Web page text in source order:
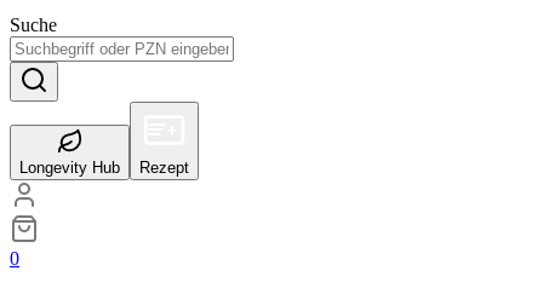
Suche
Longevity Hub Rezept
0